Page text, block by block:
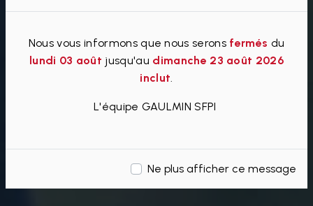
Nous vous informons que nous serons fermés du
lundi 03 août jusqu'au dimanche 23 août 2026
inclut.
L'équipe GAULMIN SFPI
Ne plus afficher ce message